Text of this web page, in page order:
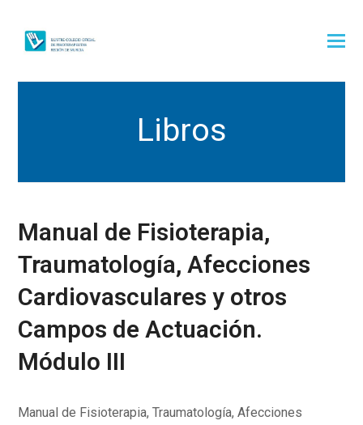
Libros
Manual de Fisioterapia,
Traumatología, Afecciones
Cardiovasculares y otros
Campos de Actuación.
Módulo III
Manual de Fisioterapia, Traumatología, Afecciones